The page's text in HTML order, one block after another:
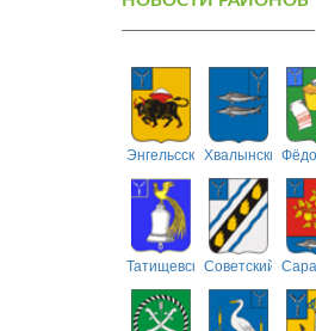
ЭнгельсскийХвалынский
ТатищевскийСоветский